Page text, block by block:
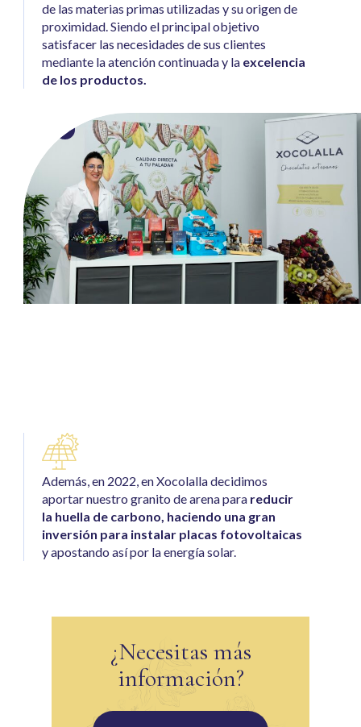
de las materias primas utilizadas y su origen de
proximidad. Siendo el principal objetivo
satisfacer las necesidades de sus clientes
mediante la atención continuada y la excelencia
de los productos.
Además, en 2022, en Xocolalla decidimos
aportar nuestro granito de arena para reducir
la huella de carbono, haciendo una gran
inversión para instalar placas fotovoltaicas
y apostando así por la energía solar.
¿Necesitas más
información?